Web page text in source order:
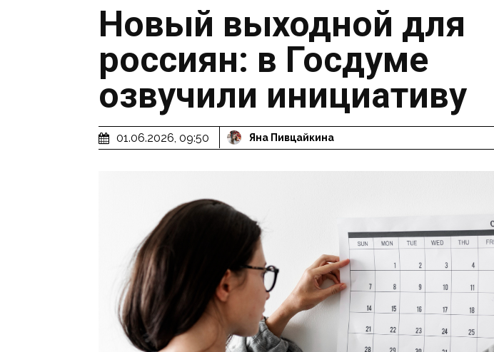
Новый выходной для
россиян: в Госдуме
озвучили инициативу
01.06.2026, 09:50 Яна Пивцайкина